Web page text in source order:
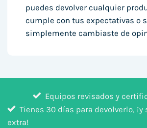
puedes devolver cualquier
cumple con tus expectativas o
simplemente cambiaste de
Equipos revisados y
Tienes 30 días para devolverlo, ¡y
extra!